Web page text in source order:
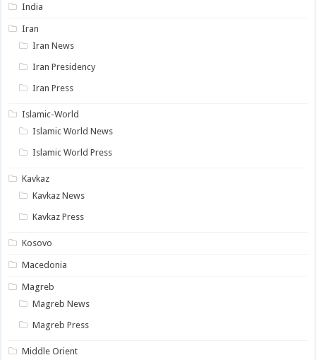
India
Iran
Iran News
Iran Presidency
Iran Press
Islamic-World
Islamic World News
Islamic World Press
Kavkaz
Kavkaz News
Kavkaz Press
Kosovo
Macedonia
Magreb
Magreb News
Magreb Press
Middle Orient